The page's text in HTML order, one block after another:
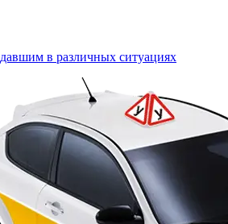
в различных ситуациях